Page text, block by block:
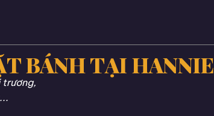
BÁNH TẠI HANNIE
trương,